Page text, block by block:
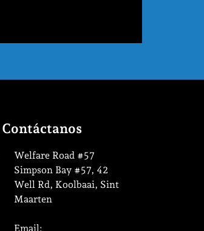
Contáctanos
Welfare Road #57
Simpson Bay #57, 42
Well Rd, Koolbaai, Sint
Maarten
Email: